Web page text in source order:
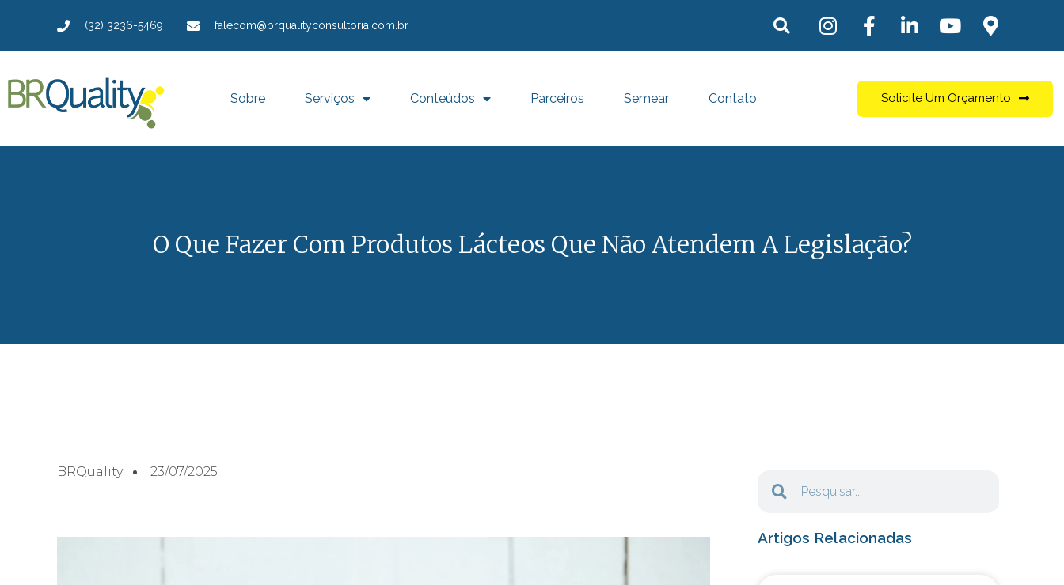
(32) 3236-5469 falecom@brqualityconsultoria.com.br
Sobre Serviços Conteúdos Parceiros Semear Contato Solicite Um Orçamento
O Que Fazer Com Produtos Lácteos Que Não Atendem A Legislação?
BRQuality 23/07/2025
Artigos Relacionadas